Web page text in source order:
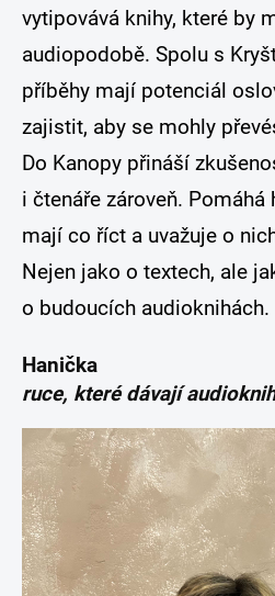
vytipovává knihy, které by
audiopodobě. Spolu s
příběhy mají potenciál
zajistit, aby se mohly
Do Kanopy přináší
i čtenáře zároveň. Pomáhá
mají co říct a uvažuje o
Nejen jako o textech, ale
o budoucích audioknihách.
Hanička
ruce, které dávají